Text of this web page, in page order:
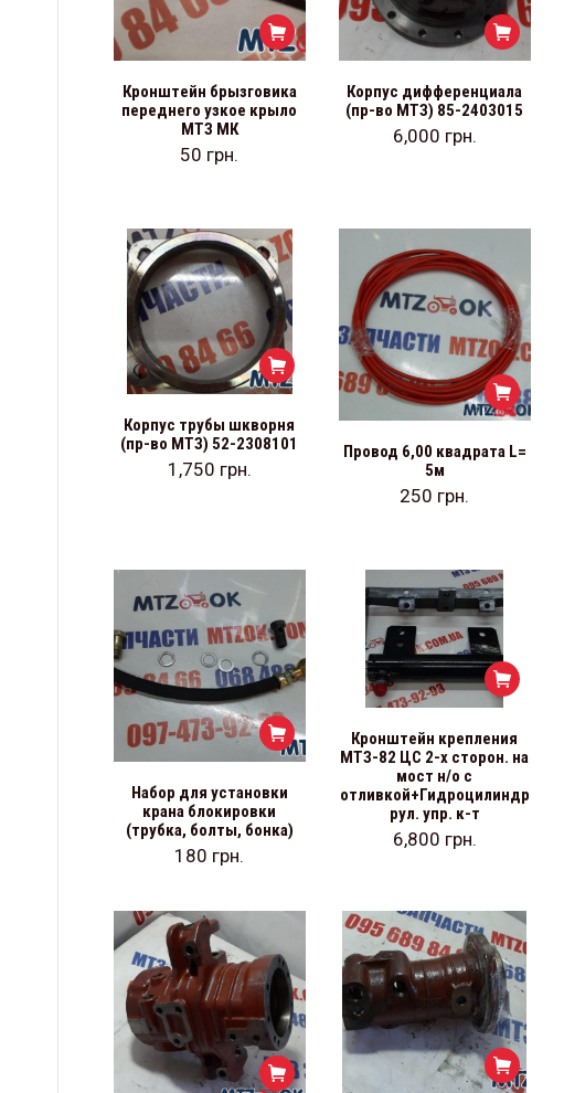
Кронштейн брызговика
переднего узкое крыло
МТЗ МК
50 грн.
Корпус дифференциала
(пр-во МТЗ) 85-2403015
6,000 грн.
Корпус трубы шкворня
(пр-во МТЗ) 52-2308101
1,750 грн.
Провод 6,00 квадрата L=
5м
250 грн.
Набор для установки
крана блокировки
(трубка, болты, бонка)
180 грн.
Кронштейн крепления
МТЗ-82 ЦС 2-х сторон. на
мост н/о с
отливкой+Гидроцилиндр
рул. упр. к-т
6,800 грн.